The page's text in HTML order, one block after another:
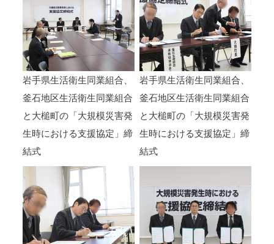
岩手県生活衛生同業組合、
釜石地区生活衛生同業組合
と大槌町の「大規模災害発
生時における支援協定」締
結式
岩手県生活衛生同業組合、
釜石地区生活衛生同業組合
と大槌町の「大規模災害発
生時における支援協定」締
結式